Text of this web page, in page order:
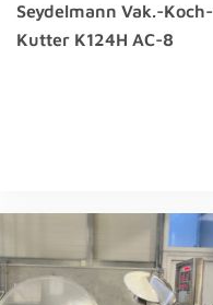
Seydelmann Vak.-Koch-
Kutter K124H AC-8